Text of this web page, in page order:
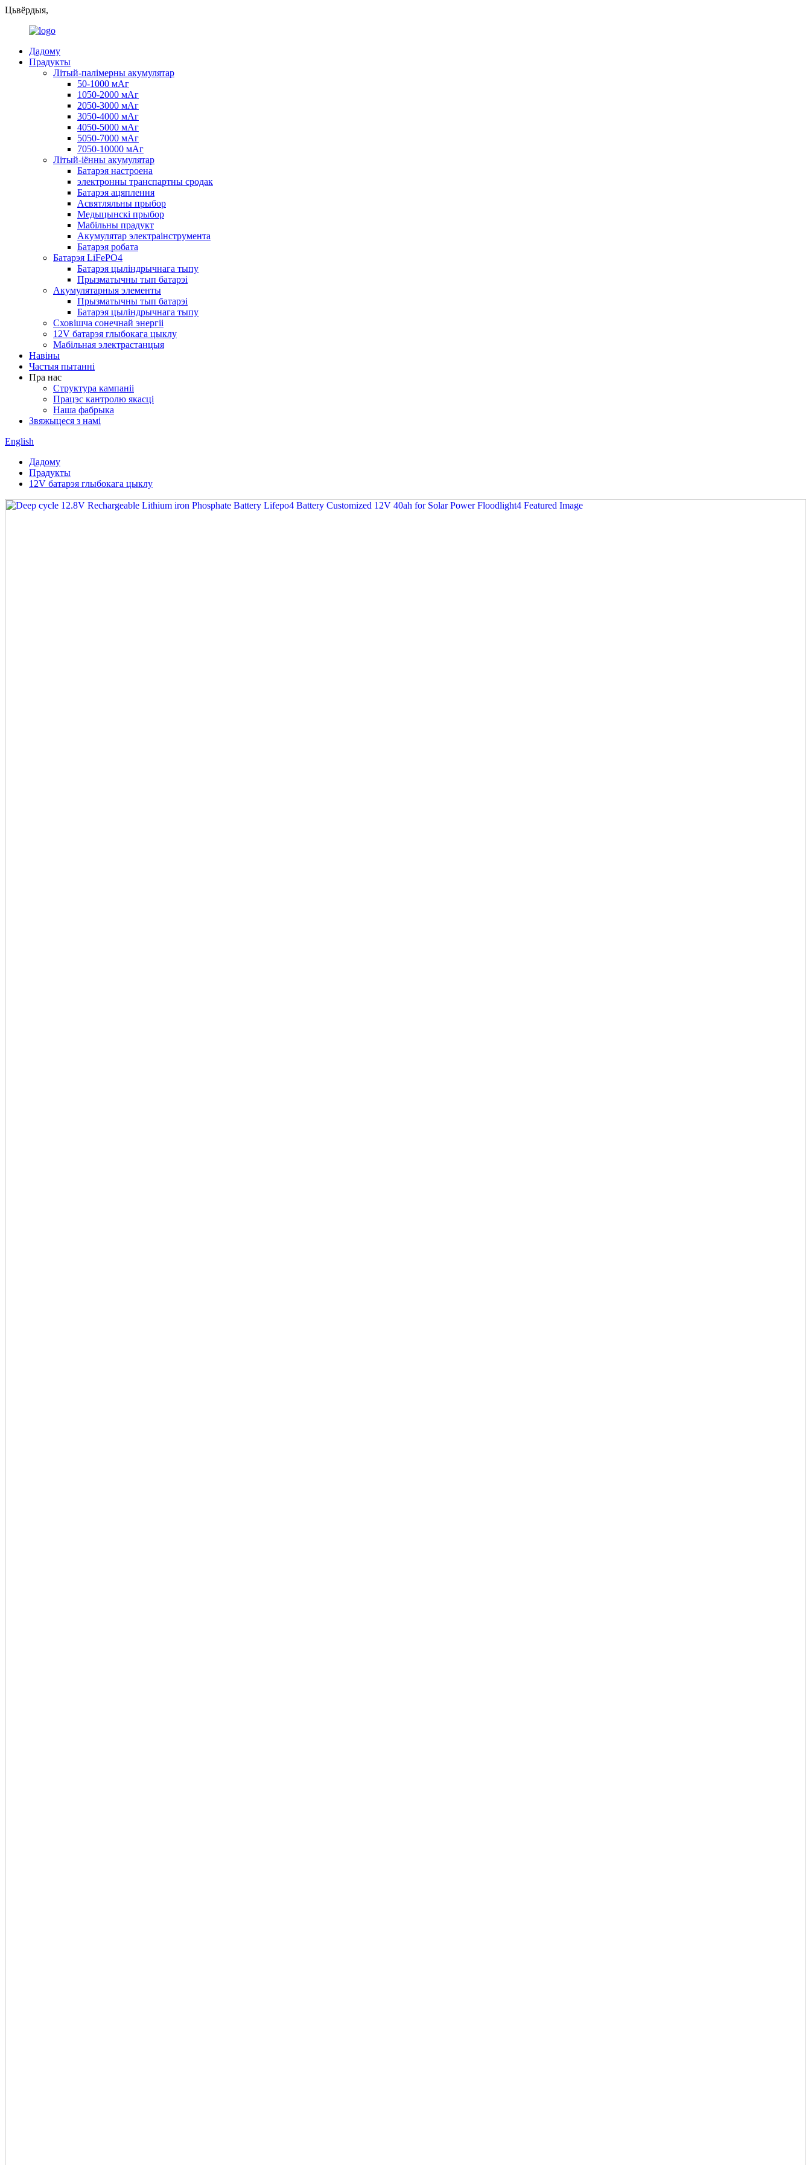
Цьвёрдыя,
Дадому
Прадукты
Літый-палімерны акумулятар
50-1000 мАг
1050-2000 мАг
2050-3000 мАг
3050-4000 мАг
4050-5000 мАг
5050-7000 мАг
7050-10000 мАг
Літый-іённы акумулятар
Батарэя настроена
электронны транспартны сродак
Батарэя ацяплення
Асвятляльны прыбор
Медыцынскі прыбор
Мабільны прадукт
Акумулятар электраінструмента
Батарэя робата
Батарэя LiFePO4
Батарэя цыліндрычнага тыпу
Прызматычны тып батарэі
Акумулятарныя элементы
Прызматычны тып батарэі
Батарэя цыліндрычнага тыпу
Сховішча сонечнай энергіі
12V батарэя глыбокага цыклу
Мабільная электрастанцыя
Навіны
Частыя пытанні
Пра нас
Структура кампаніі
Працэс кантролю якасці
Наша фабрыка
Звяжыцеся з намі
English
Дадому
Прадукты
12V батарэя глыбокага цыклу